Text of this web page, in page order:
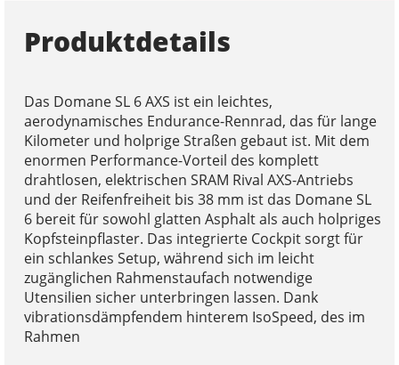
Produktdetails
Das Domane SL 6 AXS ist ein leichtes,
aerodynamisches Endurance-Rennrad, das für lange
Kilometer und holprige Straßen gebaut ist. Mit dem
enormen Performance-Vorteil des komplett
drahtlosen, elektrischen SRAM Rival AXS-Antriebs
und der Reifenfreiheit bis 38 mm ist das Domane SL
6 bereit für sowohl glatten Asphalt als auch holpriges
Kopfsteinpflaster. Das integrierte Cockpit sorgt für
ein schlankes Setup, während sich im leicht
zugänglichen Rahmenstaufach notwendige
Utensilien sicher unterbringen lassen. Dank
vibrationsdämpfendem hinterem IsoSpeed, des im
Rahmen